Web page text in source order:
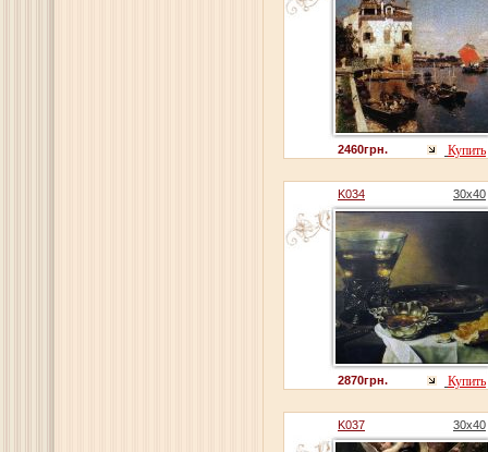
2460грн. Купить
K034 30x40
2870грн. Купить
K037 30x40